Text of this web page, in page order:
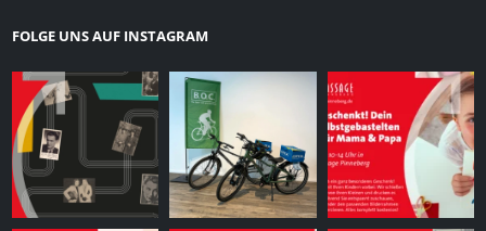
FOLGE UNS AUF INSTAGRAM